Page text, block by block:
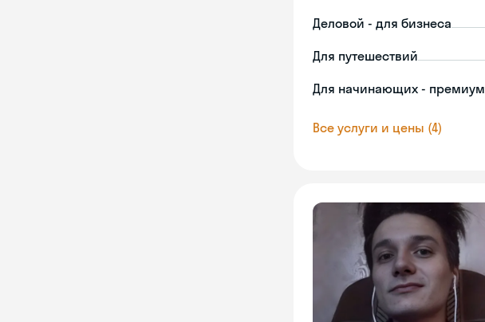
Деловой - для бизнеса
Для путешествий
Для начинающих - премиум
Все услуги и цены (4)